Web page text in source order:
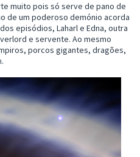
muito pois só serve de pano de
de um poderoso demónio acorda
episódios, Laharl e Edna, outra
e servente. Ao mesmo
porcos gigantes, dragões,